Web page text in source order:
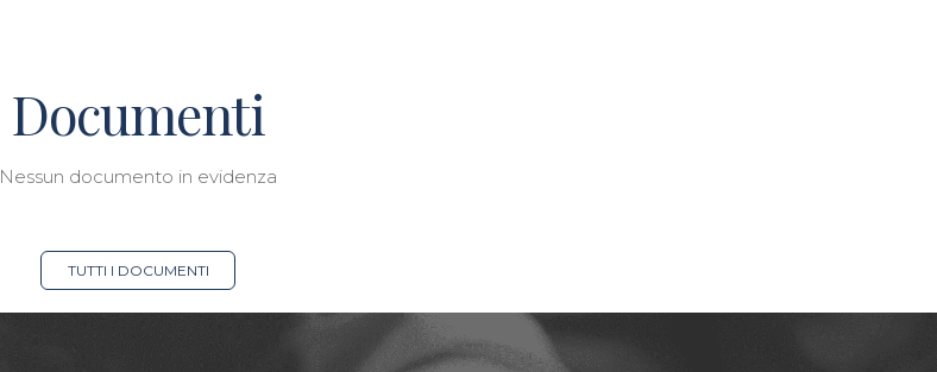
Documenti
Nessun documento in evidenza
TUTTI I DOCUMENTI